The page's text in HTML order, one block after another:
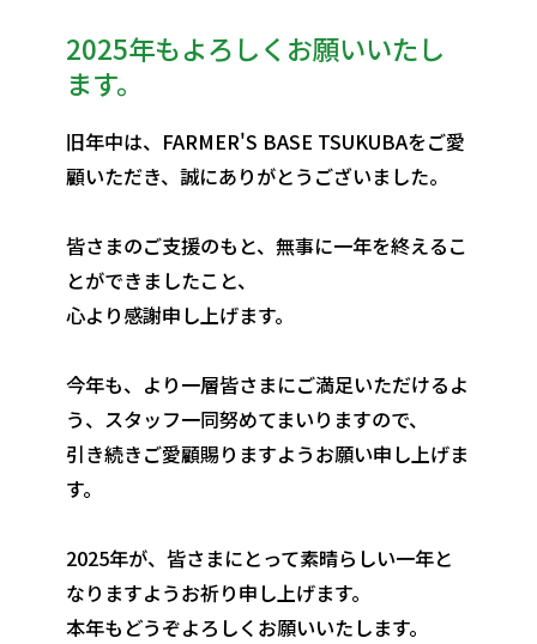
2025年もよろしくお願いいたし
ます。
旧年中は、FARMER'S BASE TSUKUBAをご愛
顧いただき、誠にありがとうございました。
皆さまのご支援のもと、無事に一年を終えるこ
とができましたこと、
心より感謝申し上げます。
今年も、より一層皆さまにご満足いただけるよ
う、スタッフ一同努めてまいりますので、
引き続きご愛顧賜りますようお願い申し上げま
す。
2025年が、皆さまにとって素晴らしい一年と
なりますようお祈り申し上げます。
本年もどうぞよろしくお願いいたします。